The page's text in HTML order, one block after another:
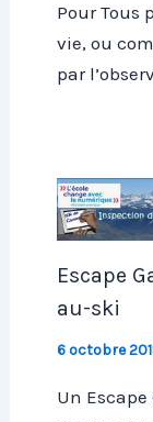
Pour Tous
vie, ou
par
Escape
au-ski
6 octobre
Un